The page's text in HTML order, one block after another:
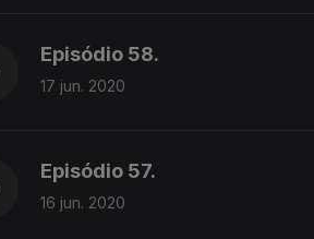
Episódio 58.
17 jun. 2020
Episódio 57.
16 jun. 2020